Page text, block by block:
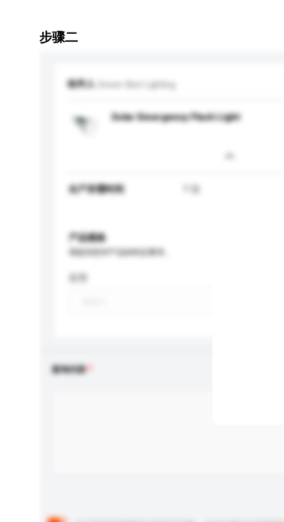
步骤二
收件人 Green Bird Lighting
Solar Emergency Flash Light
生产所需时间
产品规格
查询内容